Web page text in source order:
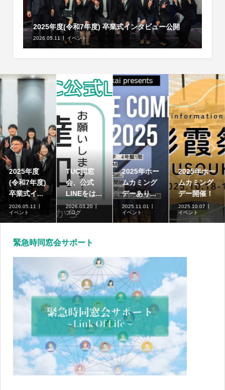
2025年度(令和7年度) 卒業式インタビュー公開
2026.05.11 イベント

2025年度
(令和7年度)
卒業式イ...
2026.05.11
イベント
TUC同窓
会、公式
LINEをは...
2026.03.20
ブログ
2025年ホー
ムカミング
デーあり...
2025.11.01
イベント
2025年ホー
ムカミング
デー開催！
2025.10.07
イベント

緊急時同窓会サポート